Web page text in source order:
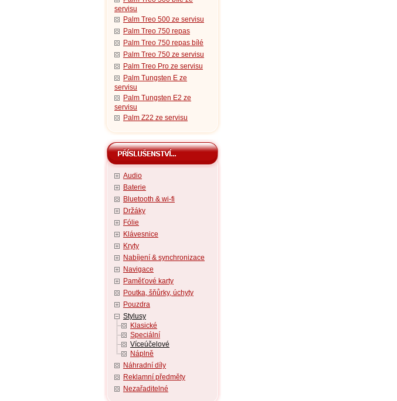
servisu
Palm Treo 500 ze servisu
Palm Treo 750 repas
Palm Treo 750 repas bílé
Palm Treo 750 ze servisu
Palm Treo Pro ze servisu
Palm Tungsten E ze
servisu
Palm Tungsten E2 ze
servisu
Palm Z22 ze servisu
Audio
Baterie
Bluetooth & wi-fi
Držáky
Fólie
Klávesnice
Kryty
Nabíjení & synchronizace
Navigace
Paměťové karty
Poutka, šňůrky, úchyty
Pouzdra
Stylusy
Klasické
Speciální
Víceúčelové
Náplně
Náhradní díly
Reklamní předměty
Nezařaditelné